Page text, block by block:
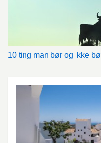
10 ting man bør og ikke